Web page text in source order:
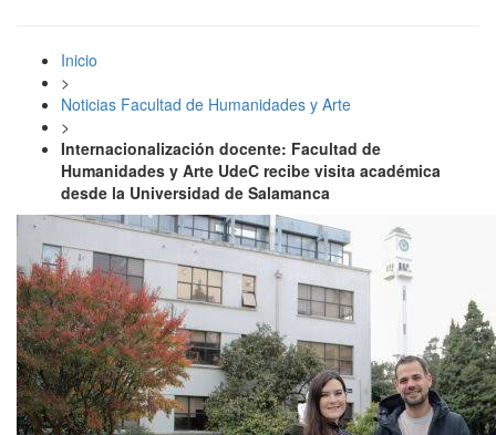
Inicio
>
Noticias Facultad de Humanidades y Arte
>
Internacionalización docente: Facultad de
Humanidades y Arte UdeC recibe visita académica
desde la Universidad de Salamanca